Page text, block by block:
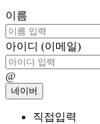
이름
아이디 (이메일)
@
네이버
직접입력